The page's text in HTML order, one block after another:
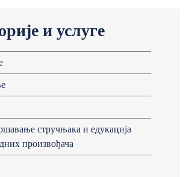
и услуге
стручњака и едукација
произвођача